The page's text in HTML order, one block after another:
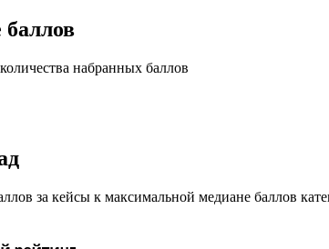
баллов
набранных баллов
за кейсы к максимальной медиане баллов